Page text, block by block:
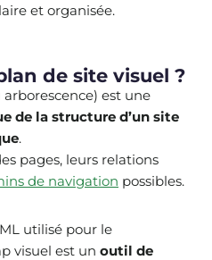
et organisée.
de site visuel ?
est une
de la structure d’un site
.
pages, leurs relations
de navigation possibles.
utilisé pour le
visuel est un outil de